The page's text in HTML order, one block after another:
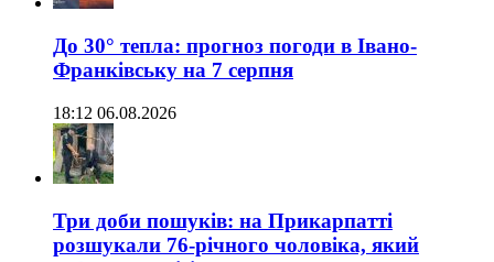
До 30° тепла: прогноз погоди в Івано-
Франківську на 7 серпня
18:12 06.08.2026
Три доби пошуків: на Прикарпатті
розшукали 76-річного чоловіка, який